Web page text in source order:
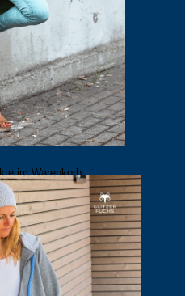
im Warenkorb.